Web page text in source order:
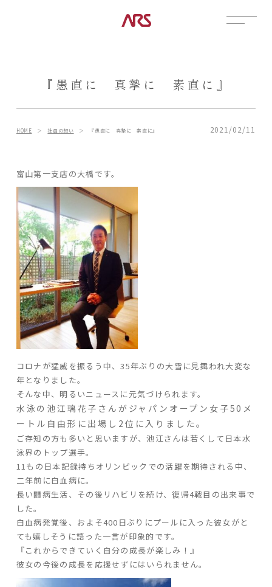
展示場
資料請求
CONTENTS
ARS HOMEとは
- ARS WAY
- 設計コンセプト
- 商品コンセプト
デザイン
- 空間デザイン
- 内観デザイン
- 生活デザイン
- 外構デザイン
性能
- 高断熱性能
- 高耐震性能
- 高耐久性能
- 保証
家づくりの流れ
POSTS
コラム
インタビュー
土地情報
お知らせ
ブログ
『愚直に 真摯に 素直に』
HOME ＞ 社員の想い ＞ 『愚直に 真摯に 素直に』 2021/02/11
富山第一支店の大橋です。
コロナが猛威を振るう中、35年ぶりの大雪に見舞われ大変な
年となりました。
そんな中、明るいニュースに元気づけられます。
水泳の池江璃花子さんがジャパンオープン女子50 メ
ートル自由形に出場し 2 位に入りました。
ご存知の方も多いと思いますが、池江さんは若くして日本水
泳界のトップ選手。
11もの日本記録持ちオリンピックでの活躍を期待される中、
二年前に白血病に。
長い闘病生活、その後リハビリを続け、復帰4戦目の出来事で
した。
白血病発覚後、およそ400 日ぶりにプールに入った彼女がと
ても嬉しそうに語った一言が印象的です。
『これからできていく自分の成長が楽しみ！』
彼女の今後の成長を応援せずにはいられません。